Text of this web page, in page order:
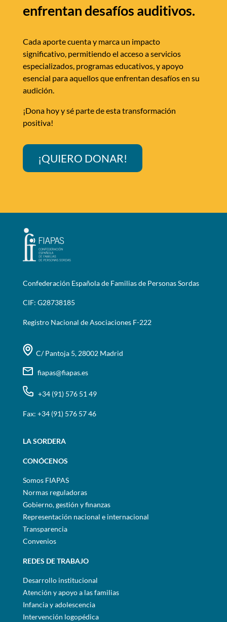
enfrentan desafíos auditivos.
Cada aporte cuenta y marca un impacto
significativo, permitiendo el acceso a servicios
especializados, programas educativos, y apoyo
esencial para aquellos que enfrentan desafíos en su
audición.
¡Dona hoy y sé parte de esta transformación
positiva!
¡QUIERO DONAR!
Confederación Española de Familias de Personas Sordas
CIF: G28738185
Registro Nacional de Asociaciones F-222
C/ Pantoja 5, 28002 Madrid
fiapas@fiapas.es
+34 (91) 576 51 49
Fax: +34 (91) 576 57 46
LA SORDERA
CONÓCENOS
Somos FIAPAS
Normas reguladoras
Gobierno, gestión y finanzas
Representación nacional e internacional
Transparencia
Convenios
REDES DE TRABAJO
Desarrollo institucional
Atención y apoyo a las familias
Infancia y adolescencia
Intervención logopédica